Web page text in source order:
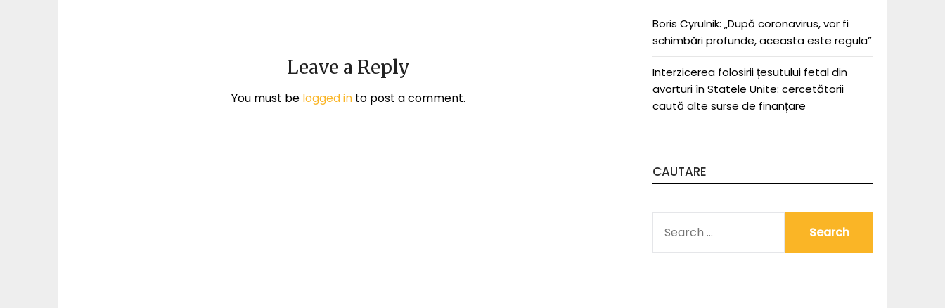
Leave a Reply
You must be logged into post a comment.
Boris Cyrulnik: „După coronavirus, vor fi
schimbări profunde, aceasta este regula”
Interzicerea folosirii țesutului fetal din
avorturi în Statele Unite: cercetătorii
caută alte surse de finanțare
CAUTARE
FOR: